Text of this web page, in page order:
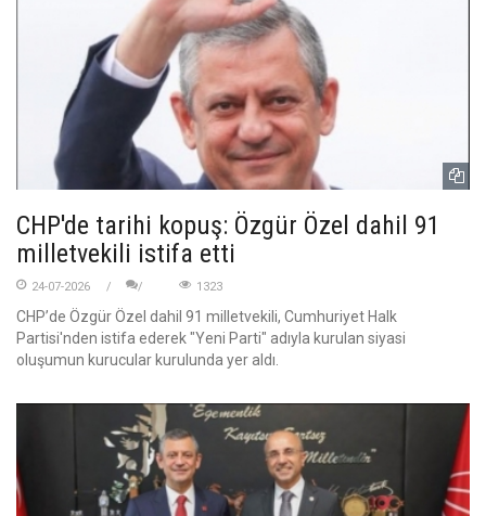
CHP'de tarihi kopuş: Özgür Özel dahil 91
milletvekili istifa etti
24-07-2026 1323
CHP’de Özgür Özel dahil 91 milletvekili, Cumhuriyet Halk
Partisi'nden istifa ederek "Yeni Parti" adıyla kurulan siyasi
oluşumun kurucular kurulunda yer aldı.